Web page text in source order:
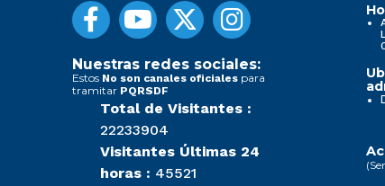
Nuestras redes sociales:
Estos No son canales oficiales para
tramitar PQRSDF
Total de Visitantes :
22233904
Visitantes Últimas 24
horas : 45521